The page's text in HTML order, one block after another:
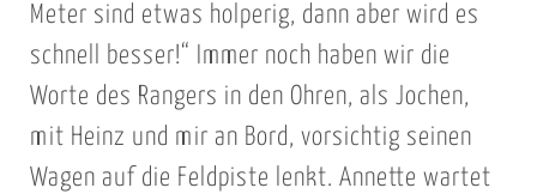
Meter sind etwas holperig, dann aber wird es
schnell besser!“ Immer noch haben wir die
Worte des Rangers in den Ohren, als Jochen,
mit Heinz und mir an Bord, vorsichtig seinen
Wagen auf die Feldpiste lenkt. Annette wartet